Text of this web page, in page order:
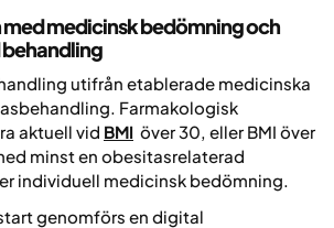
med medicinsk bedömning och
utifrån etablerade medicinska
Farmakologisk
aktuell vid BMI över 30, eller BMI över
minst en obesitasrelaterad
individuell medicinsk bedömning.
genomförs en digital